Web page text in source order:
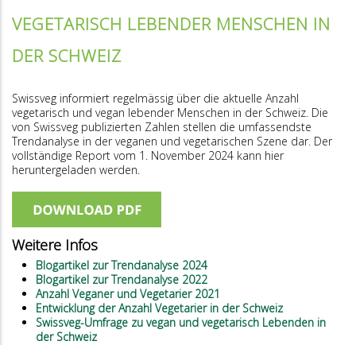
VEGETARISCH LEBENDER MENSCHEN IN
DER SCHWEIZ
Swissveg informiert regelmässig über die aktuelle Anzahl
vegetarisch und vegan lebender Menschen in der Schweiz. Die
von Swissveg publizierten Zahlen stellen die umfassendste
Trendanalyse in der veganen und vegetarischen Szene dar. Der
vollständige Report vom 1. November 2024 kann hier
heruntergeladen werden.
Weitere Infos
Blogartikel zur Trendanalyse 2024
Blogartikel zur Trendanalyse 2022
Anzahl Veganer und Vegetarier 2021
Entwicklung der Anzahl Vegetarier in der Schweiz
Swissveg-Umfrage zu vegan und vegetarisch Lebenden in
der Schweiz